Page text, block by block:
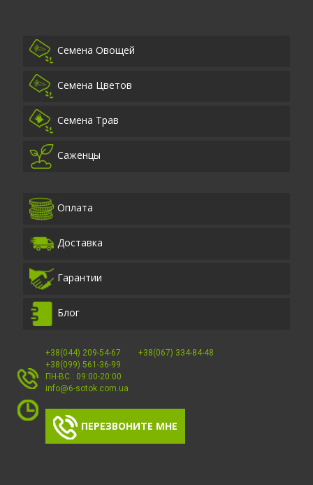
Семена Овощей
Семена Цветов
Семена Трав
Саженцы
Оплата
Доставка
Гарантии
Блог
+38(044) 209-54-67
+38(067) 334-84-48
+38(099) 561-36-99
ПН-ВС : 09:00-20:00
info@6-sotok.com.ua
ПЕРЕЗВОНИТЕ МНЕ